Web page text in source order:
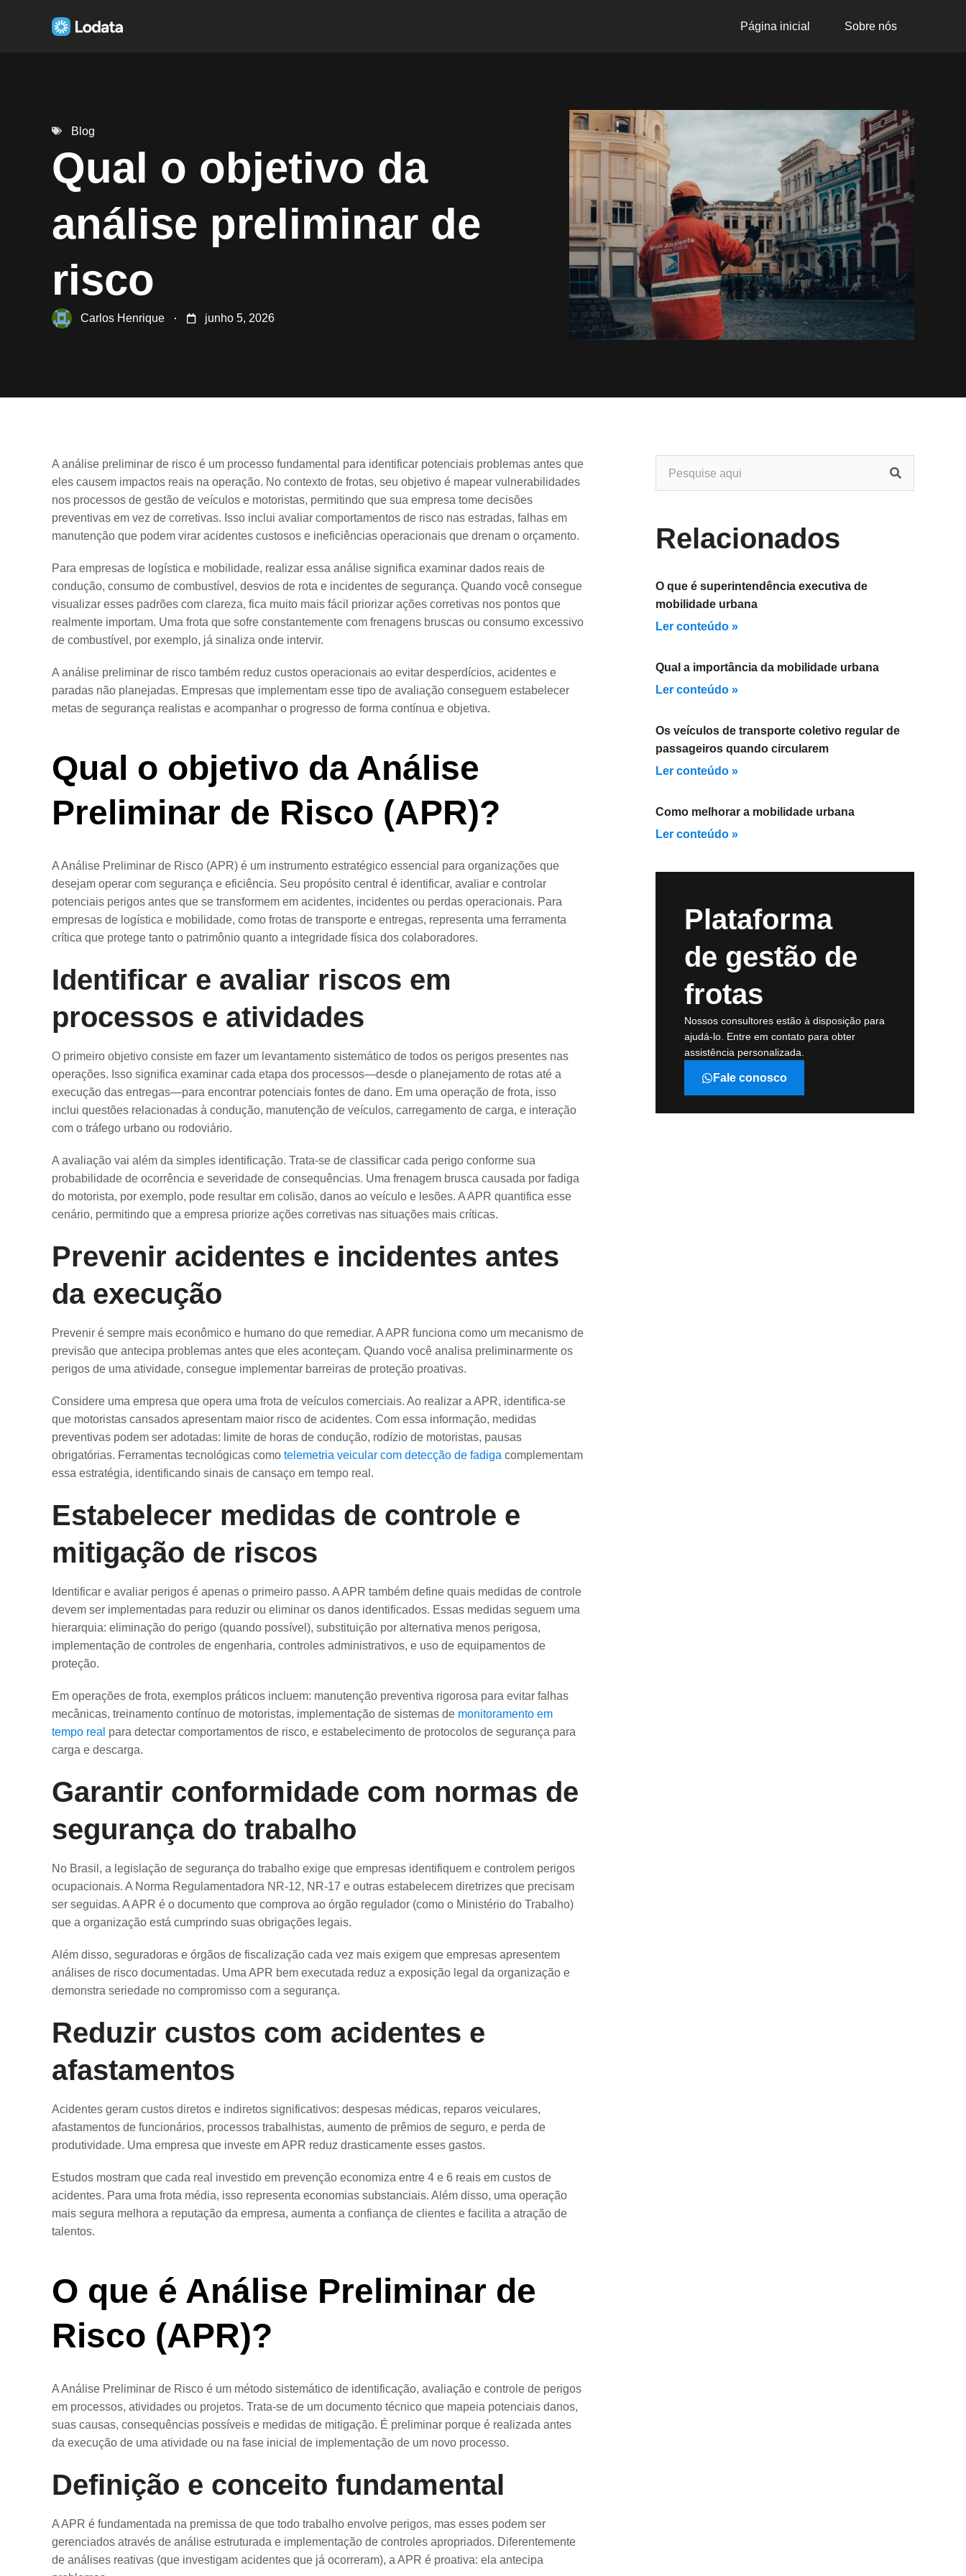
Página inicial Sobre nós
Blog
Qual o objetivo da
análise preliminar de
risco
Carlos Henrique junho 5, 2026
A análise preliminar de risco é um processo fundamental para identificar potenciais problemas antes que
eles causem impactos reais na operação. No contexto de frotas, seu objetivo é mapear vulnerabilidades
nos processos de gestão de veículos e motoristas, permitindo que sua empresa tome decisões
preventivas em vez de corretivas. Isso inclui avaliar comportamentos de risco nas estradas, falhas em
manutenção que podem virar acidentes custosos e ineficiências operacionais que drenam o orçamento.
Para empresas de logística e mobilidade, realizar essa análise significa examinar dados reais de
condução, consumo de combustível, desvios de rota e incidentes de segurança. Quando você consegue
visualizar esses padrões com clareza, fica muito mais fácil priorizar ações corretivas nos pontos que
realmente importam. Uma frota que sofre constantemente com frenagens bruscas ou consumo excessivo
de combustível, por exemplo, já sinaliza onde intervir.
A análise preliminar de risco também reduz custos operacionais ao evitar desperdícios, acidentes e
paradas não planejadas. Empresas que implementam esse tipo de avaliação conseguem estabelecer
metas de segurança realistas e acompanhar o progresso de forma contínua e objetiva.
Qual o objetivo da Análise
Preliminar de Risco (APR)?
A Análise Preliminar de Risco (APR) é um instrumento estratégico essencial para organizações que
desejam operar com segurança e eficiência. Seu propósito central é identificar, avaliar e controlar
potenciais perigos antes que se transformem em acidentes, incidentes ou perdas operacionais. Para
empresas de logística e mobilidade, como frotas de transporte e entregas, representa uma ferramenta
crítica que protege tanto o patrimônio quanto a integridade física dos colaboradores.
Identificar e avaliar riscos em
processos e atividades
O primeiro objetivo consiste em fazer um levantamento sistemático de todos os perigos presentes nas
operações. Isso significa examinar cada etapa dos processos—desde o planejamento de rotas até a
execução das entregas—para encontrar potenciais fontes de dano. Em uma operação de frota, isso
inclui questões relacionadas à condução, manutenção de veículos, carregamento de carga, e interação
com o tráfego urbano ou rodoviário.
A avaliação vai além da simples identificação. Trata-se de classificar cada perigo conforme sua
probabilidade de ocorrência e severidade de consequências. Uma frenagem brusca causada por fadiga
do motorista, por exemplo, pode resultar em colisão, danos ao veículo e lesões. A APR quantifica esse
cenário, permitindo que a empresa priorize ações corretivas nas situações mais críticas.
Prevenir acidentes e incidentes antes
da execução
Prevenir é sempre mais econômico e humano do que remediar. A APR funciona como um mecanismo de
previsão que antecipa problemas antes que eles aconteçam. Quando você analisa preliminarmente os
perigos de uma atividade, consegue implementar barreiras de proteção proativas.
Considere uma empresa que opera uma frota de veículos comerciais. Ao realizar a APR, identifica-se
que motoristas cansados apresentam maior risco de acidentes. Com essa informação, medidas
preventivas podem ser adotadas: limite de horas de condução, rodízio de motoristas, pausas
obrigatórias. Ferramentas tecnológicas como telemetria veicular com detecção de fadiga complementam
essa estratégia, identificando sinais de cansaço em tempo real.
Estabelecer medidas de controle e
mitigação de riscos
Identificar e avaliar perigos é apenas o primeiro passo. A APR também define quais medidas de controle
devem ser implementadas para reduzir ou eliminar os danos identificados. Essas medidas seguem uma
hierarquia: eliminação do perigo (quando possível), substituição por alternativa menos perigosa,
implementação de controles de engenharia, controles administrativos, e uso de equipamentos de
proteção.
Em operações de frota, exemplos práticos incluem: manutenção preventiva rigorosa para evitar falhas
mecânicas, treinamento contínuo de motoristas, implementação de sistemas de monitoramento em
tempo real para detectar comportamentos de risco, e estabelecimento de protocolos de segurança para
carga e descarga.
Garantir conformidade com normas de
segurança do trabalho
No Brasil, a legislação de segurança do trabalho exige que empresas identifiquem e controlem perigos
ocupacionais. A Norma Regulamentadora NR-12, NR-17 e outras estabelecem diretrizes que precisam
ser seguidas. A APR é o documento que comprova ao órgão regulador (como o Ministério do Trabalho)
que a organização está cumprindo suas obrigações legais.
Além disso, seguradoras e órgãos de fiscalização cada vez mais exigem que empresas apresentem
análises de risco documentadas. Uma APR bem executada reduz a exposição legal da organização e
demonstra seriedade no compromisso com a segurança.
Reduzir custos com acidentes e
afastamentos
Acidentes geram custos diretos e indiretos significativos: despesas médicas, reparos veiculares,
afastamentos de funcionários, processos trabalhistas, aumento de prêmios de seguro, e perda de
produtividade. Uma empresa que investe em APR reduz drasticamente esses gastos.
Estudos mostram que cada real investido em prevenção economiza entre 4 e 6 reais em custos de
acidentes. Para uma frota média, isso representa economias substanciais. Além disso, uma operação
mais segura melhora a reputação da empresa, aumenta a confiança de clientes e facilita a atração de
talentos.
O que é Análise Preliminar de
Risco (APR)?
A Análise Preliminar de Risco é um método sistemático de identificação, avaliação e controle de perigos
em processos, atividades ou projetos. Trata-se de um documento técnico que mapeia potenciais danos,
suas causas, consequências possíveis e medidas de mitigação. É preliminar porque é realizada antes
da execução de uma atividade ou na fase inicial de implementação de um novo processo.
Definição e conceito fundamental
A APR é fundamentada na premissa de que todo trabalho envolve perigos, mas esses podem ser
gerenciados através de análise estruturada e implementação de controles apropriados. Diferentemente
de análises reativas (que investigam acidentes que já ocorreram), a APR é proativa: ela antecipa
Relacionados
O que é superintendência executiva de
mobilidade urbana
Ler conteúdo »
Qual a importância da mobilidade urbana
Ler conteúdo »
Os veículos de transporte coletivo regular de
passageiros quando circularem
Ler conteúdo »
Como melhorar a mobilidade urbana
Ler conteúdo »
Plataforma
de gestão de
frotas
Nossos consultores estão à disposição para
ajudá-lo. Entre em contato para obter
assistência personalizada.
Fale conosco